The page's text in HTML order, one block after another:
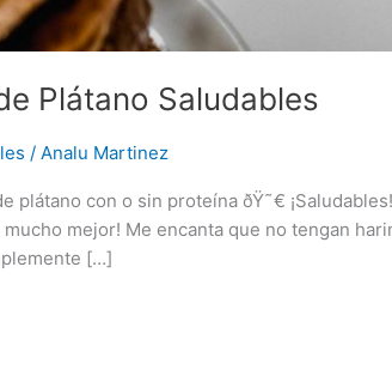
Plátano Saludables
/ Analu Martinez
plátano con o sin proteína ðŸ˜€
mejor! Me encanta que no tengan
[…]